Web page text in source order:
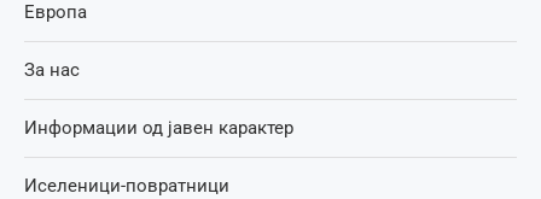
Европа
За нас
Информации од јавен карактер
Иселеници-повратници